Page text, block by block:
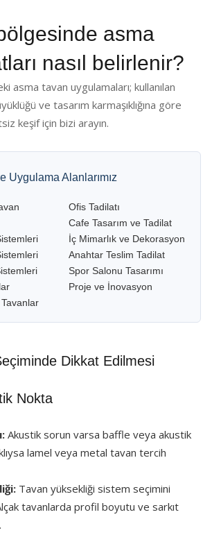
asma
nasıl belirlenir?
asma tavan uygulamaları; kullanılan
ve tasarım karmaşıklığına göre
keşif için bizi arayın.
Uygulama Alanlarımız
Ofis Tadilatı
Cafe Tasarım ve Tadilat
İç Mimarlık ve Dekorasyon
Anahtar Teslim Tadilat
Spor Salonu Tasarımı
Proje ve İnovasyon
Dikkat Edilmesi
Nokta
Akustik sorun varsa baffle veya akustik
lamel veya metal tavan tercih
Tavan yüksekliği sistem seçimini
tavanlarda profil boyutu ve sarkıt